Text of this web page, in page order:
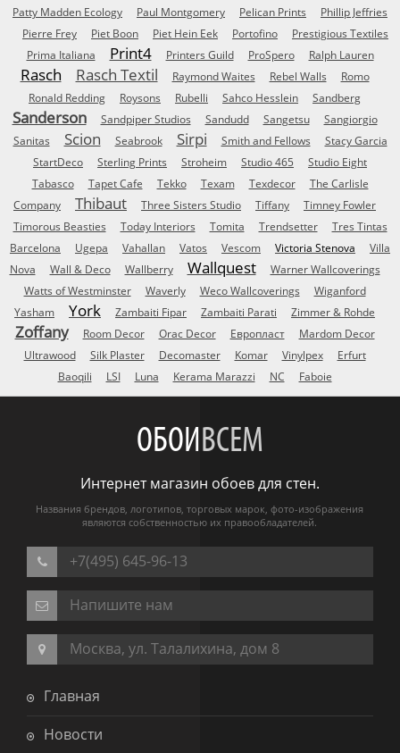
Patty Madden Ecology
Paul Montgomery Pelican Prints
Phillip Jeffries
Pierre Frey
Piet Boon Piet Hein Eek Portofino
Prestigious Textiles
Prima Italiana
Print4 Printers Guild ProSpero Ralph Lauren
Rasch Rasch Textil Raymond Waites Rebel Walls
Romo
Ronald Redding
Roysons Rubelli Sahco Hesslein Sandberg
Sanderson Sandpiper Studios Sandudd Sangetsu
Sangiorgio
Sanitas
Scion Seabrook Sirpi Smith and Fellows
Stacy Garcia
StartDeco
Sterling Prints Stroheim Studio 465
Studio Eight
Tabasco
Tapet Cafe Tekko Texam Texdecor
The Carlisle
Company
Thibaut Three Sisters Studio Tiffany
Timney Fowler
Timorous Beasties
Today Interiors Tomita Trendsetter
Tres Tintas
Barcelona
Ugepa Vahallan Vatos Vescom Victoria Stenova
Villa
Nova
Wall & Deco Wallberry Wallquest
Warner Wallcoverings
Watts of Westminster
Waverly Weco Wallcoverings
Wiganford
Yasham
York Zambaiti Fipar Zambaiti Parati Zimmer & Rohde
Zoffany Room Decor Orac Decor Европласт
Mardom Decor
Ultrawood
Silk Plaster Decomaster Komar Vinylpex
Erfurt
Baoqili
LSI Luna Kerama Marazzi NC Faboie
ОБОИВСЕМ
Интернет магазин обоев для стен.
Названия брендов, логотипов, торговых марок, фото-изображения
являются собственностью их правообладателей.
+7(495) 645-96-13
Напишите нам
Москва, ул. Талалихина, дом 8
Главная
Новости